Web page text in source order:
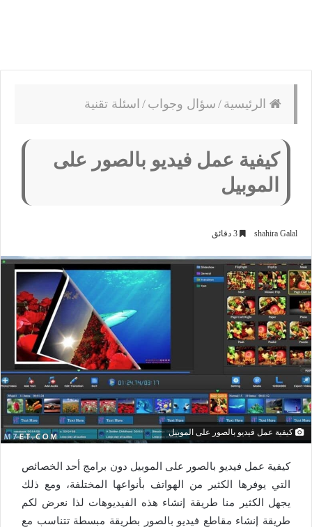
الرئيسية / سؤال وجواب / اسئلة تقنية
كيفية عمل فيديو بالصور على
الموبيل
shahira Galal
كيفية عمل فيديو بالصور على الموبيل
كيفية عمل فيديو بالصور على الموبيل دون برامج أحد الخصائص
التي يوفرها الكثير من الهواتف بأنواعها المختلفة، ومع ذلك
يجهل الكثير منا طريقة إنشاء هذه الفيديوهات لذا نعرض لكم
طريقة إنشاء مقاطع فيديو بالصور بطريقة مبسطة تتناسب مع